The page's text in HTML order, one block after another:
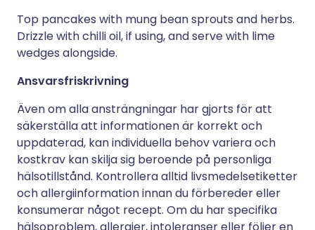
Top pancakes with mung bean sprouts and herbs.
Drizzle with chilli oil, if using, and serve with lime
wedges alongside.
Ansvarsfriskrivning
Även om alla ansträngningar har gjorts för att
säkerställa att informationen är korrekt och
uppdaterad, kan individuella behov variera och
kostkrav kan skilja sig beroende på personliga
hälsotillstånd. Kontrollera alltid livsmedelsetiketter
och allergiinformation innan du förbereder eller
konsumerar något recept. Om du har specifika